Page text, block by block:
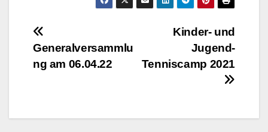
BeitragsnavigationKinder- und
Jugend-
Tenniscamp 2021
Generalversammlu
ng am 06.04.22